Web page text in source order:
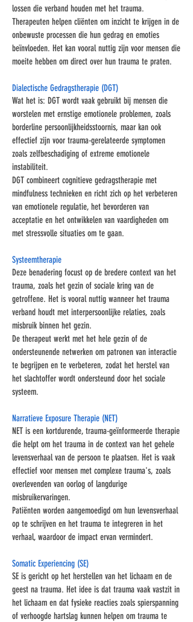
lossen die verband houden met het trauma.
Therapeuten helpen cliënten om inzicht te krijgen in de
onbewuste processen die hun gedrag en emoties
beïnvloeden. Het kan vooral nuttig zijn voor mensen die
moeite hebben om direct over hun trauma te praten.
Dialectische Gedragstherapie (DGT)
Wat het is: DGT wordt vaak gebruikt bij mensen die
worstelen met ernstige emotionele problemen, zoals
borderline persoonlijkheidsstoornis, maar kan ook
effectief zijn voor trauma-gerelateerde symptomen
zoals zelfbeschadiging of extreme emotionele
instabiliteit.
DGT combineert cognitieve gedragstherapie met
mindfulness technieken en richt zich op het verbeteren
van emotionele regulatie, het bevorderen van
acceptatie en het ontwikkelen van vaardigheden om
met stressvolle situaties om te gaan.
Systeemtherapie
Deze benadering focust op de bredere context van het
trauma, zoals het gezin of sociale kring van de
getroffene. Het is vooral nuttig wanneer het trauma
verband houdt met interpersoonlijke relaties, zoals
misbruik binnen het gezin.
De therapeut werkt met het hele gezin of de
ondersteunende netwerken om patronen van interactie
te begrijpen en te verbeteren, zodat het herstel van
het slachtoffer wordt ondersteund door het sociale
systeem.
Narratieve Exposure Therapie (NET)
NET is een kortdurende, trauma-geïnformeerde therapie
die helpt om het trauma in de context van het gehele
levensverhaal van de persoon te plaatsen. Het is vaak
effectief voor mensen met complexe trauma's, zoals
overlevenden van oorlog of langdurige
misbruikervaringen.
Patiënten worden aangemoedigd om hun levensverhaal
op te schrijven en het trauma te integreren in het
verhaal, waardoor de impact ervan vermindert.
Somatic Experiencing (SE)
SE is gericht op het herstellen van het lichaam en de
geest na trauma. Het idee is dat trauma vaak vastzit in
het lichaam en dat fysieke reacties zoals spierspanning
of verhoogde hartslag kunnen helpen om trauma te